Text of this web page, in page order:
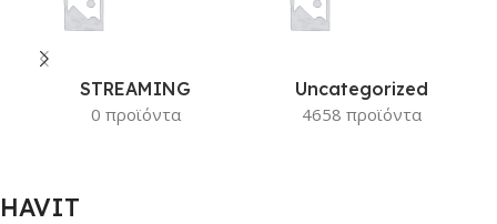
STREAMING
0 προϊόντα
Uncategorized
4658 προϊόντα
HAVIT